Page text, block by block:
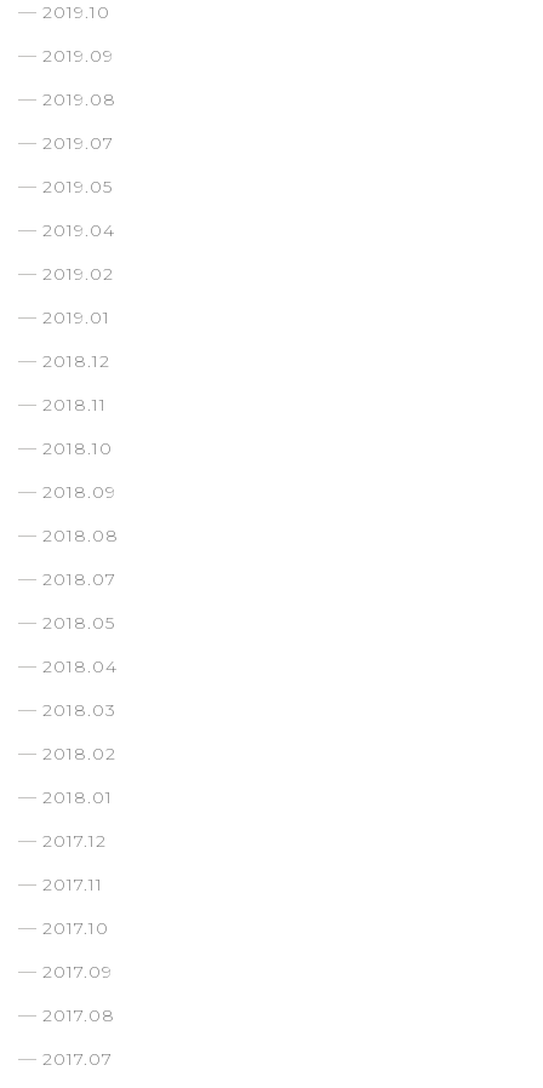
2019.10
2019.09
2019.08
2019.07
2019.05
2019.04
2019.02
2019.01
2018.12
2018.11
2018.10
2018.09
2018.08
2018.07
2018.05
2018.04
2018.03
2018.02
2018.01
2017.12
2017.11
2017.10
2017.09
2017.08
2017.07